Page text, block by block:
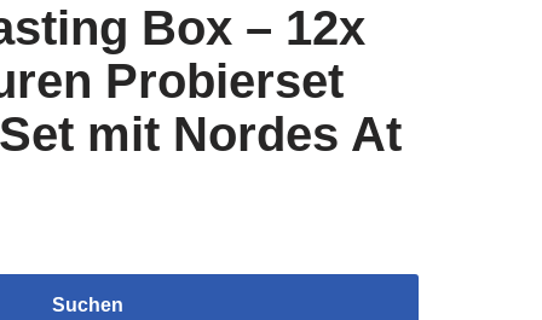
Box – 12x
Probierset
mit Nordes At
Suchen